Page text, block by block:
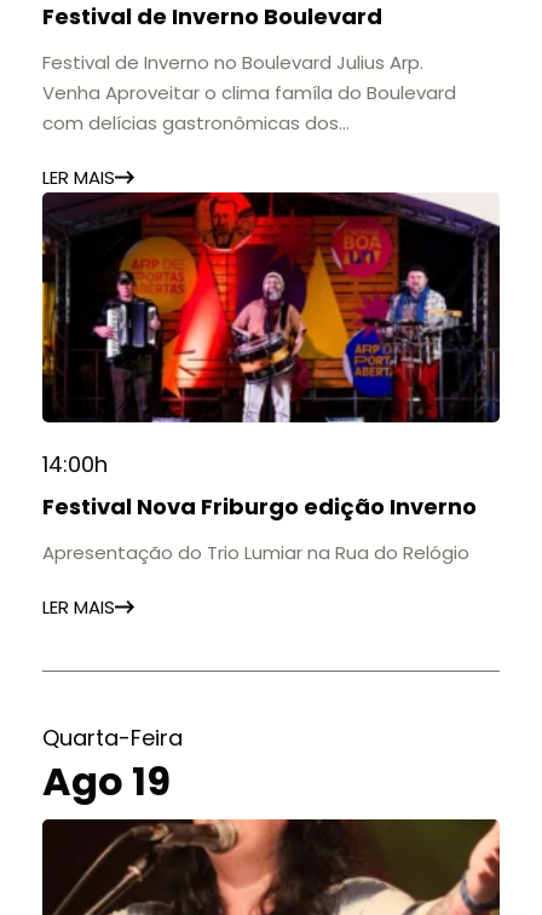
11h às 17h
🎟️ Entrada gratuita.
Festival de Inverno Boulevard
Festival de Inverno no Boulevard Julius Arp.
Venha Aproveitar o clima famíla do Boulevard
com delícias gastronômicas dos
LER MAIS
14:00h
Festival Nova Friburgo edição Inverno
Apresentação do Trio Lumiar na Rua do Relógio
LER MAIS
Quarta-Feira
Ago 19